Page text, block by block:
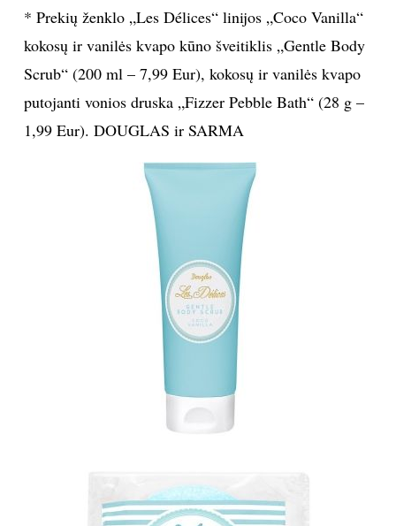
ĮDOMYBĖS
ISTORIJA
KNYGOS
* Prekių ženklo „Les Délices“ linijos „Coco Vanilla“
kokosų ir vanilės kvapo kūno šveitiklis „Gentle Body
Scrub“ (200 ml – 7,99 Eur), kokosų ir vanilės kvapo
putojanti vonios druska „Fizzer Pebble Bath“ (28 g –
1,99 Eur). DOUGLAS ir SARMA